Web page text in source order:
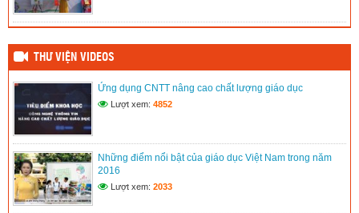
THƯ VIỆN VIDEOS
Ứng dụng CNTT nâng cao chất lượng giáo dục
Lượt xem: 4852
Những điểm nổi bật của giáo dục Việt Nam trong năm
2016
Lượt xem: 2033